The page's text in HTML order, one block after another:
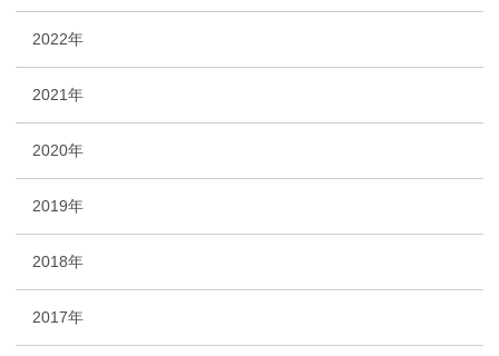
2022年
2021年
2020年
2019年
2018年
2017年